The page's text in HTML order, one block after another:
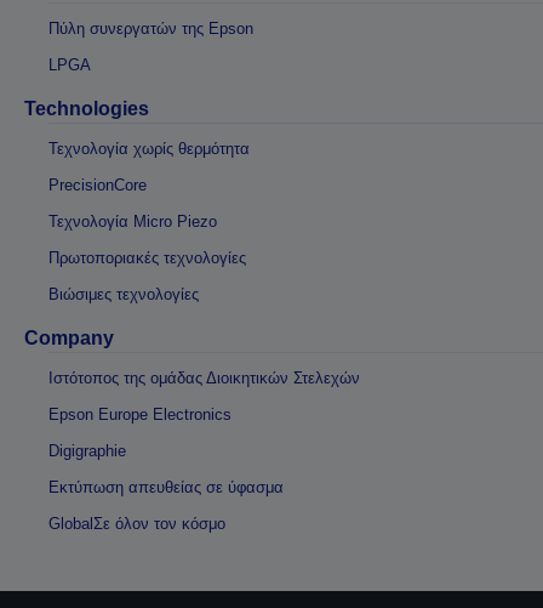
Πύλη συνεργατών της Epson
LPGA
Technologies
Τεχνολογία χωρίς θερμότητα
PrecisionCore
Τεχνολογία Micro Piezo
Πρωτοποριακές τεχνολογίες
Βιώσιμες τεχνολογίες
Company
Ιστότοπος της ομάδας Διοικητικών Στελεχών
Epson Europe Electronics
Digigraphie
Εκτύπωση απευθείας σε ύφασμα
GlobalΣε όλον τον κόσμο